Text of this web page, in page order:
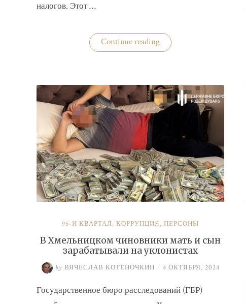
налогов. Этот …
Continue reading«Комитет
ВР
налогов»
95-Й КВАРТАЛ, КОРРУПЦИЯ, ПЕРСОНЫ
В Хмельницком чиновники мать и сын
зарабатывали на уклонистах
by ВЯЧЕСЛАВ КОТЁНОЧКИН / 4 ОКТЯБРЯ, 2024
Государственное бюро расследований (ГБР)